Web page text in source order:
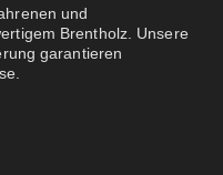
und
Brentholz. Unsere
garantieren